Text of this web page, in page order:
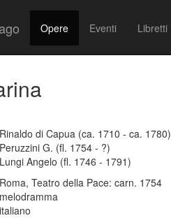
Opere Eventi Libretti
Rinaldo di Capua (ca. 1710 - ca. 1780)
Peruzzini G. (fl. 1754 - ?)
Lungi Angelo (fl. 1746 - 1791)
Roma, Teatro della Pace: carn. 1754
melodramma
italiano